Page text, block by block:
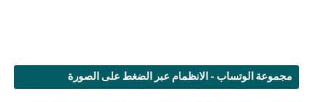
مجموعة الوتساب - الانظمام عبر الضغط على الصورة